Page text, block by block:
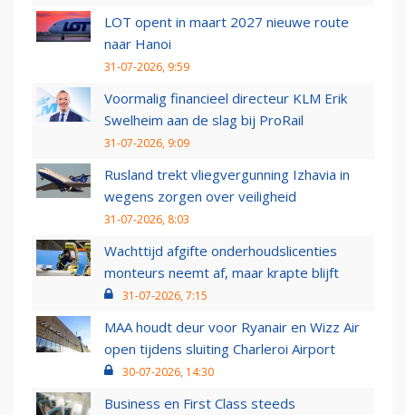
LOT opent in maart 2027 nieuwe route
naar Hanoi
31-07-2026, 9:59
Voormalig financieel directeur KLM Erik
Swelheim aan de slag bij ProRail
31-07-2026, 9:09
Rusland trekt vliegvergunning Izhavia in
wegens zorgen over veiligheid
31-07-2026, 8:03
Wachttijd afgifte onderhoudslicenties
monteurs neemt af, maar krapte blijft
31-07-2026, 7:15
MAA houdt deur voor Ryanair en Wizz Air
open tijdens sluiting Charleroi Airport
30-07-2026, 14:30
Business en First Class steeds